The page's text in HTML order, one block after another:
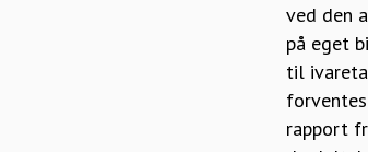
ved den
på eget
til
rapport